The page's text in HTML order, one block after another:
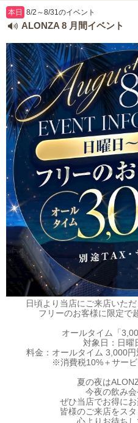
本日 8/2～8/31のイベント
ALONZA 8 月間イベント
日頃より当店にご来店いた
フリーのお客様に限定で
オールタイム「
対象日：日曜
料金：オールタイム 3,000
※消費税10%＋サー
夏の夜は
今夜の飲み
ぜひ当店でお得にお
皆様のご来店をス